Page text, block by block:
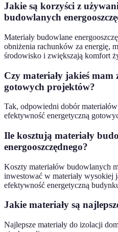
Jakie są korzyści z
budowlanych
Materiały budowlane
obniżenia rachunków za energię,
środowisko i zwiększają komfort
Czy materiały jakieś mam
gotowych projektów?
Tak, odpowiedni dobór
efektywność energetyczną
Ile kosztują materiały
energooszczędnego?
Koszty materiałów budowlanych
inwestować w materiały wysokiej
efektywność energetyczną
Jakie materiały są
Najlepsze materiały do izolacji